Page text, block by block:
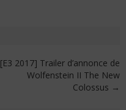
[E3 2017] Trailer d’annonce de
Wolfenstein II The New
Colossus →